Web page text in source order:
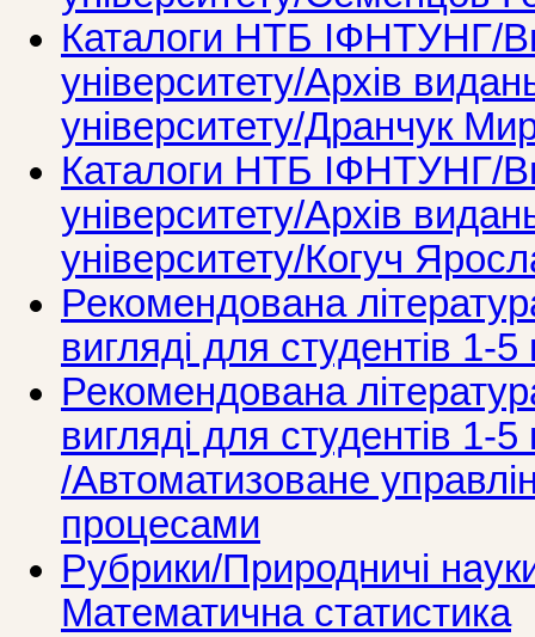
Каталоги НТБ ІФНТУНГ/
університету/Архів
університету/Дранчук
Каталоги НТБ ІФНТУНГ/
університету/Архів
університету/Когуч
Рекомендована
вигляді для студентів 1-5
Рекомендована
вигляді для студентів 1-
/Автоматизоване
процесами
Рубрики/Природничі
Математична статистика